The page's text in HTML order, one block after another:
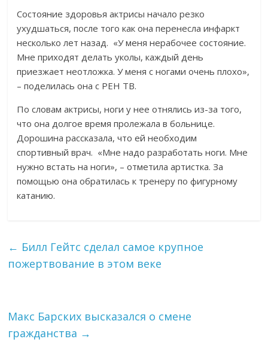
Состояние здоровья актрисы начало резко
ухудшаться, после того как она перенесла инфаркт
несколько лет назад. «У меня нерабочее состояние.
Мне приходят делать уколы, каждый день
приезжает неотложка. У меня с ногами очень плохо»,
– поделилась она с РЕН ТВ.
По словам актрисы, ноги у нее отнялись из-за того,
что она долгое время пролежала в больнице.
Дорошина рассказала, что ей необходим
спортивный врач. «Мне надо разработать ноги. Мне
нужно встать на ноги», – отметила артистка. За
помощью она обратилась к тренеру по фигурному
катанию.
← Билл Гейтс сделал самое крупное
пожертвование в этом веке
Макс Барских высказался о смене
гражданства →